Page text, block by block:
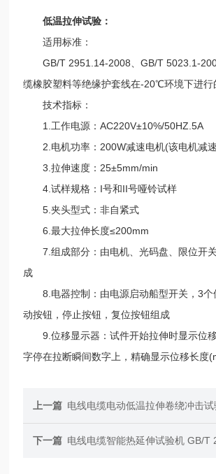
低温拉伸试验：
适用标准：
GB/T 2951.14-2008、GB/T 5023.1-
缆橡胶塑料等绝缘护套线在-20℃环境下进行
技术指标：
1.工作电源：AC220V±10%/50HZ.5A
2.电机功率：200W减速电机(该电机减
3.拉伸速度：25±5mm/min
4.试样规格：I号和II号哑铃试样
5.夹头型式：非自紧式
6.最大拉伸长度≤200mm
7.组成部分：由电机、光码盘、限位开关
成
8.电器控制：由电源启动船型开关，3个
动按钮，停止按钮，复位按钮组成
9.位移显示器：试件开始拉伸时显示位
字停在拉断瞬间数字上，精确显示位移长度
上一篇 电线电缆电动低温拉伸卷绕冲击
下一篇 电线电缆智能热延伸试验机 GB/T